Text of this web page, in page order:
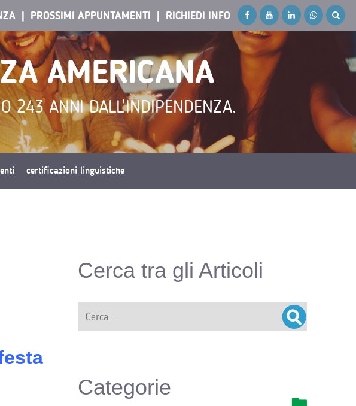
RICHIEDI INFO
PROSSIMI APPUNTAMENTI
AMERICANA
243 ANNI DALL’INDIPENDENZA.
certificazioni linguistiche
Cerca tra gli Articoli
Categorie